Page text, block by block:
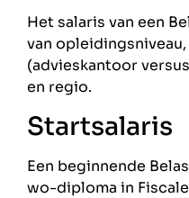
Het salaris van een
van
(advieskantoor
en regio.
Startsalaris
Een beginnende
wo-diploma in